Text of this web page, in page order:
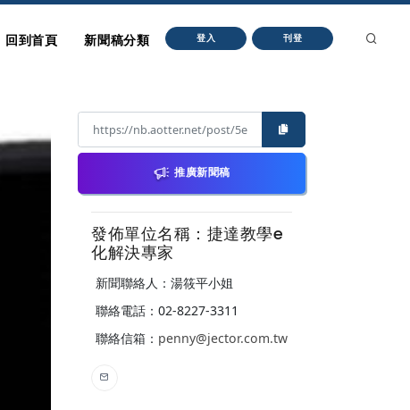
回到首頁 新聞稿分類 登入 刊登
推廣新聞稿
發佈單位名稱：捷達教學e
化解決專家
新聞聯絡人：湯筱平小姐
聯絡電話：02-8227-3311
聯絡信箱： penny@jector.com.tw